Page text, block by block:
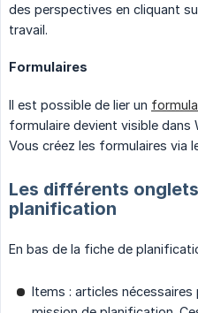
des perspectives en cliquant
travail.
Formulaires
Il est possible de lier un
formulaire devient visible
Vous créez les formulaires via
Les différents
planification
En bas de la fiche de
Items : articles